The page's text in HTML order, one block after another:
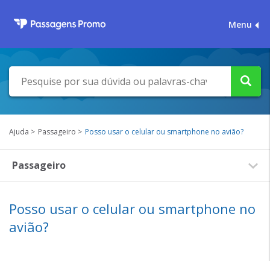
Menu
Ajuda Passageiro Posso usar o celular ou smartphone no avião?
Passageiro
Posso usar o celular ou smartphone no
avião?